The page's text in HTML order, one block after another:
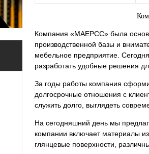
Компания «МАЕРСС» была
производственной базы и
мебельное предприятие.
разработать удобные решения
За годы работы компания
долгосрочные отношения с
служить долго, выглядеть
На сегодняшний день мы
компании включает материалы
глянцевые поверхности,